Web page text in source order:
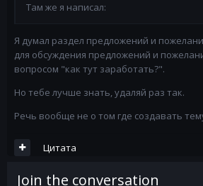
Там же я написал:
Я думал раздел предложений и
для обсуждения предложений и
вопросом "как тут заработать?".
Но тебе лучше знать, удаляй раз так.
Речь вообще не о том где создавать
Цитата
Join the conversation